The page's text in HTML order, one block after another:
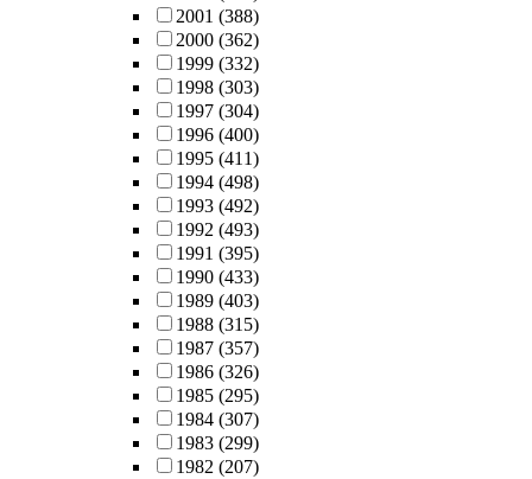
2001 (388)
2000 (362)
1999 (332)
1998 (303)
1997 (304)
1996 (400)
1995 (411)
1994 (498)
1993 (492)
1992 (493)
1991 (395)
1990 (433)
1989 (403)
1988 (315)
1987 (357)
1986 (326)
1985 (295)
1984 (307)
1983 (299)
1982 (207)